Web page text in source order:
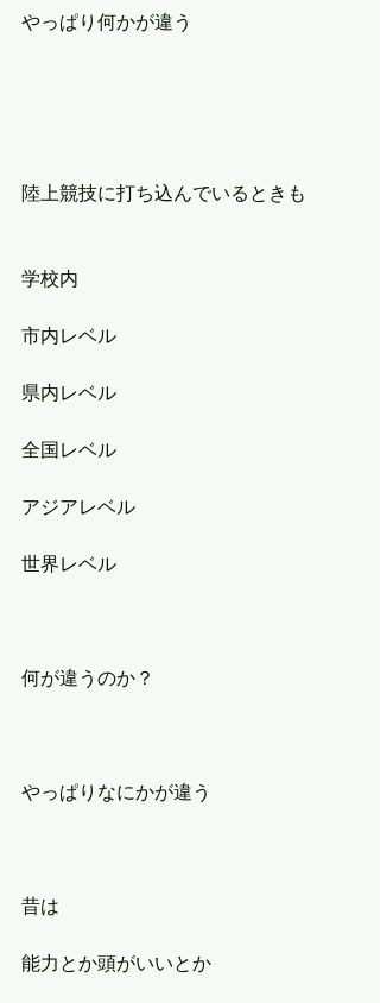
やっぱり何かが違う
陸上競技に打ち込んでいるときも
学校内
市内レベル
県内レベル
全国レベル
アジアレベル
世界レベル
何が違うのか？
やっぱりなにかが違う
昔は
能力とか頭がいいとか